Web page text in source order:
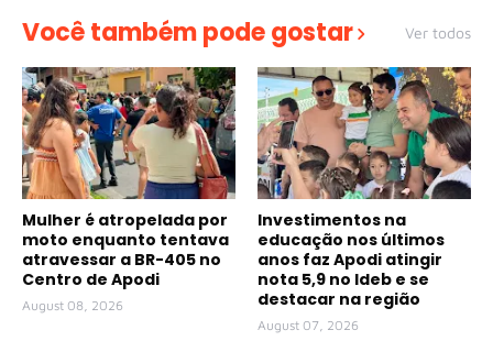
Você também pode gostar Ver todos
Mulher é atropelada por
moto enquanto tentava
atravessar a BR-405 no
Centro de Apodi
August 08, 2026
Investimentos na
educação nos últimos
anos faz Apodi atingir
nota 5,9 no Ideb e se
destacar na região
August 07, 2026